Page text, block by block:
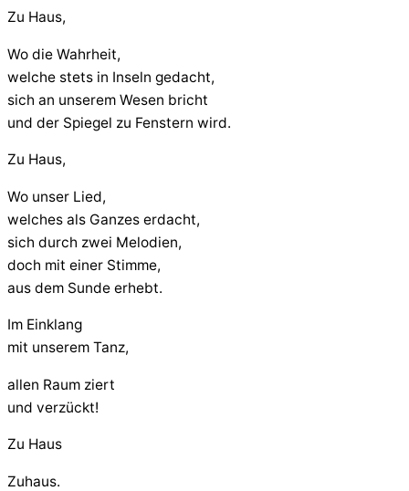
Zu Haus,
Wo die Wahrheit,
welche stets in Inseln gedacht,
sich an unserem Wesen bricht
und der Spiegel zu Fenstern wird.
Zu Haus,
Wo unser Lied,
welches als Ganzes erdacht,
sich durch zwei Melodien,
doch mit einer Stimme,
aus dem Sunde erhebt.
Im Einklang
mit unserem Tanz,
allen Raum ziert
und verzückt!
Zu Haus
Zuhaus.